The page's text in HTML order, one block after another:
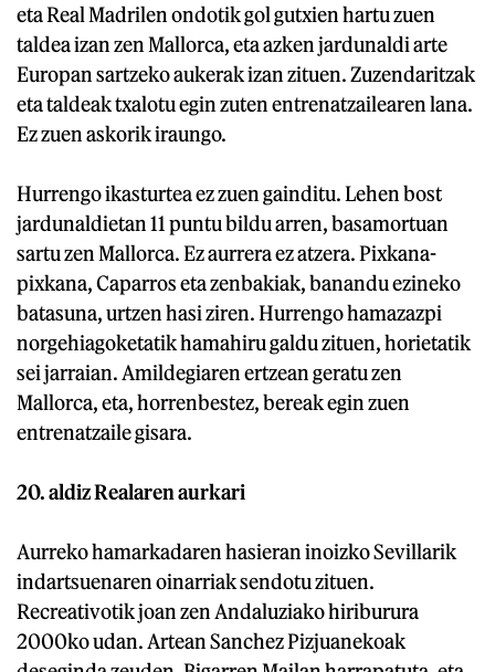
eta Real Madrilen ondotik gol gutxien hartu zuen
taldea izan zen Mallorca, eta azken jardunaldi arte
Europan sartzeko aukerak izan zituen. Zuzendaritzak
eta taldeak txalotu egin zuten entrenatzailearen lana.
Ez zuen askorik iraungo.
Hurrengo ikasturtea ez zuen gainditu. Lehen bost
jardunaldietan 11 puntu bildu arren, basamortuan
sartu zen Mallorca. Ez aurrera ez atzera. Pixkana-
pixkana, Caparros eta zenbakiak, banandu ezineko
batasuna, urtzen hasi ziren. Hurrengo hamazazpi
norgehiagoketatik hamahiru galdu zituen, horietatik
sei jarraian. Amildegiaren ertzean geratu zen
Mallorca, eta, horrenbestez, bereak egin zuen
entrenatzaile gisara.
20. aldiz Realaren aurkari
Aurreko hamarkadaren hasieran inoizko Sevillarik
indartsuenaren oinarriak sendotu zituen.
Recreativotik joan zen Andaluziako hiriburura
2000ko udan. Artean Sanchez Pizjuanekoak